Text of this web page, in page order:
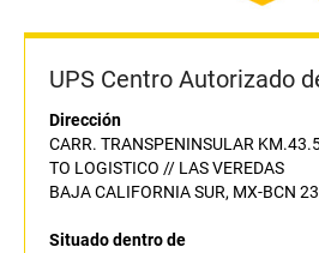
UPS Centro Autorizado
Dirección
CARR. TRANSPENINSULAR
TO LOGISTICO // LAS VEREDAS
BAJA CALIFORNIA SUR, MX-BCN
Situado dentro de